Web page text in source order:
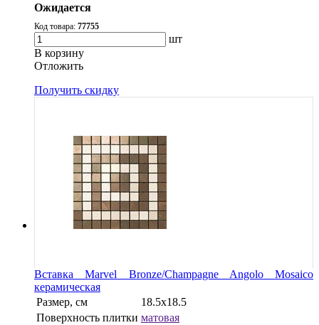
Ожидается
Код товара: 77755
шт
В корзину
Oтложить
Получить скидку
Вставка Marvel Bronze/Champagne Angolo Mosaico
керамическая
Размер, см
18.5x18.5
Поверхность плитки матовая